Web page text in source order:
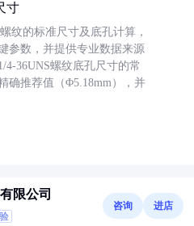
寸
纹的标准尺寸及底孔计算，
参数，并提供专业数据来源
4-36UNS螺纹底孔尺寸的常
确推荐值（Φ5.18mm），并
限公司
咨询 进店